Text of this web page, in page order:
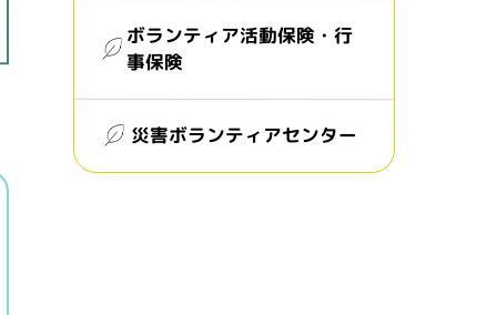
ボランティア活動保険・行
事保険
災害ボランティアセンター